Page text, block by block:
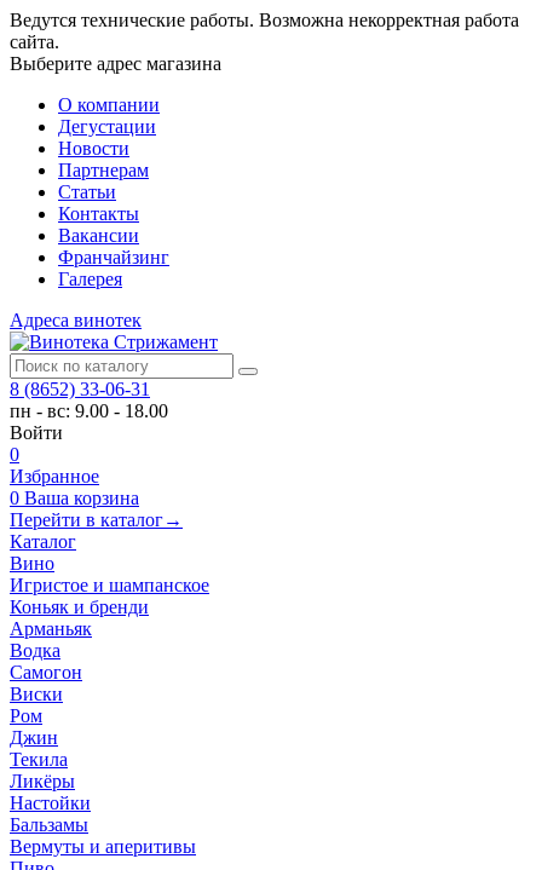
Ведутся технические работы. Возможна некорректная работа
сайта.
Выберите адрес магазина
О компании
Дегустации
Новости
Партнерам
Статьи
Контакты
Вакансии
Франчайзинг
Галерея
Адреса винотек
8 (8652) 33-06-31
пн - вс: 9.00 - 18.00
Войти
0
Избранное
0 Ваша корзина
Перейти в каталог→
Каталог
Вино
Игристое и шампанское
Коньяк и бренди
Арманьяк
Водка
Самогон
Виски
Ром
Джин
Текила
Ликёры
Настойки
Бальзамы
Вермуты и аперитивы